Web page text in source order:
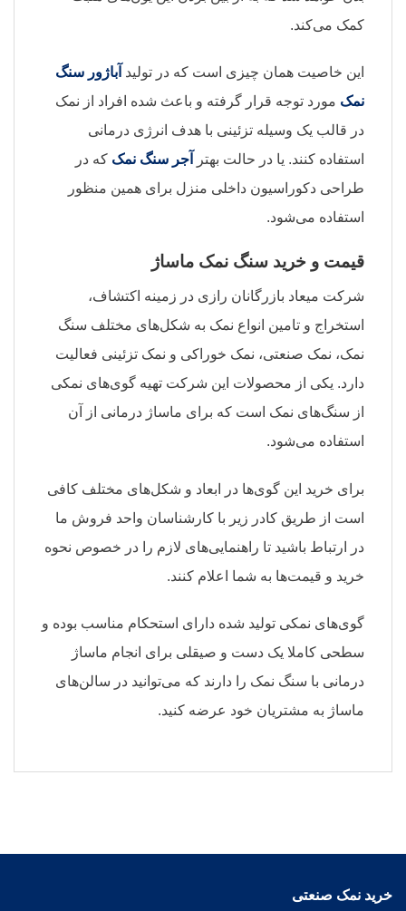
کمک می‌کند.
این خاصیت همان چیزی است که در تولید آباژور سنگ
نمک مورد توجه قرار گرفته و باعث شده افراد از نمک
در قالب یک وسیله تزئینی با هدف انرژی درمانی
استفاده کنند. یا در حالت بهتر
آجر سنگ نمک که در
طراحی دکوراسیون داخلی منزل برای همین منظور
استفاده می‌شود.
قیمت و خرید سنگ نمک ماساژ
شرکت میعاد بازرگانان رازی در زمینه اکتشاف،
استخراج و تامین انواع نمک به شکل‌های مختلف سنگ
نمک، نمک صنعتی، نمک خوراکی و نمک تزئینی فعالیت
دارد. یکی از محصولات این شرکت تهیه گوی‌های نمکی
از سنگ‌های نمک است که برای ماساژ درمانی از آن
استفاده می‌شود.
برای خرید این گوی‌ها در ابعاد و شکل‌های مختلف کافی
است از طریق کادر زیر با کارشناسان واحد فروش ما
در ارتباط باشید تا راهنمایی‌های لازم را در خصوص نحوه
خرید و قیمت‌ها به شما اعلام کنند.
گوی‌های نمکی تولید شده دارای استحکام مناسب بوده و
سطحی کاملا یک دست و صیقلی برای انجام ماساژ
درمانی با سنگ نمک را دارند که می‌توانید در سالن‌های
ماساژ به مشتریان خود عرضه کنید.
خرید نمک صنعتی